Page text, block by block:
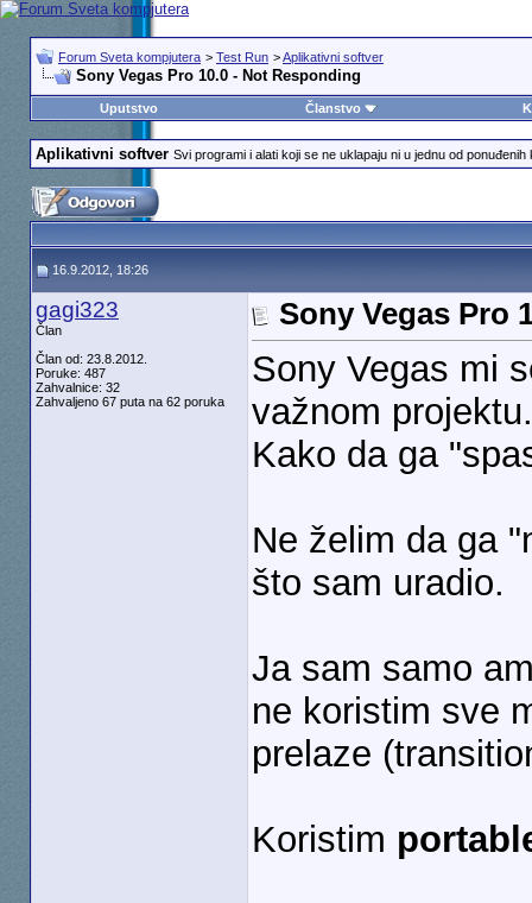
Forum Sveta kompjutera > Test Run >Aplikativni softver
Sony Vegas Pro 10.0 - Not Responding
Uputstvo Članstvo
Aplikativni softver Svi programi i alati koji se ne uklapaju ni u jednu od ponuđenih
16.9.2012, 18:26
gagi323
Član
Član od: 23.8.2012.
Poruke: 487
Zahvalnice: 32
Zahvaljeno 67 puta na 62 poruka
Sony Vegas Pro
Sony Vegas mi
važnom projektu.
Kako da ga
Ne želim da ga
što sam uradio.
Ja sam samo
ne koristim sve
prelaze
Koristim